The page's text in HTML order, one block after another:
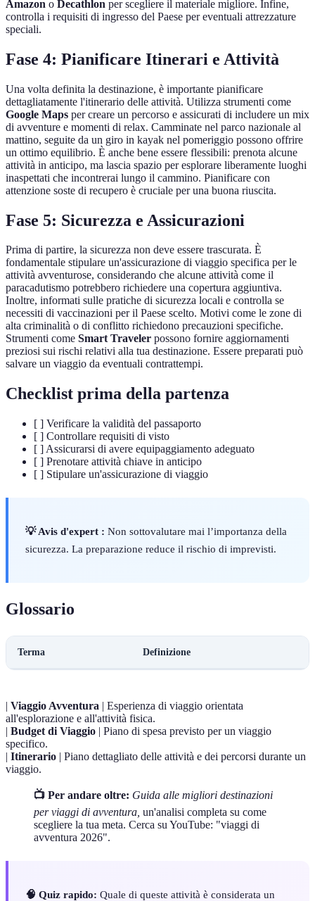
Amazon o Decathlon per scegliere il materiale migliore. Infine,
controlla i requisiti di ingresso del Paese per eventuali attrezzature
speciali.
Fase 4: Pianificare Itinerari e Attività
Una volta definita la destinazione, è importante pianificare
dettagliatamente l'itinerario delle attività. Utilizza strumenti come
Google Maps per creare un percorso e assicurati di includere un mix
di avventure e momenti di relax. Camminate nel parco nazionale al
mattino, seguite da un giro in kayak nel pomeriggio possono offrire
un ottimo equilibrio. È anche bene essere flessibili: prenota alcune
attività in anticipo, ma lascia spazio per esplorare liberamente luoghi
inaspettati che incontrerai lungo il cammino. Pianificare con
attenzione soste di recupero è cruciale per una buona riuscita.
Fase 5: Sicurezza e Assicurazioni
Prima di partire, la sicurezza non deve essere trascurata. È
fondamentale stipulare un'assicurazione di viaggio specifica per le
attività avventurose, considerando che alcune attività come il
paracadutismo potrebbero richiedere una copertura aggiuntiva.
Inoltre, informati sulle pratiche di sicurezza locali e controlla se
necessiti di vaccinazioni per il Paese scelto. Motivi come le zone di
alta criminalità o di conflitto richiedono precauzioni specifiche.
Strumenti come Smart Traveler possono fornire aggiornamenti
preziosi sui rischi relativi alla tua destinazione. Essere preparati può
salvare un viaggio da eventuali contrattempi.
Checklist prima della partenza
[ ] Verificare la validità del passaporto
[ ] Controllare requisiti di visto
[ ] Assicurarsi di avere equipaggiamento adeguato
[ ] Prenotare attività chiave in anticipo
[ ] Stipulare un'assicurazione di viaggio
💡 Avis d'expert : Non sottovalutare mai l’importanza della
sicurezza. La preparazione reduce il rischio di imprevisti.
Glossario
Terma Definizione
| Viaggio Avventura | Esperienza di viaggio orientata
all'esplorazione e all'attività fisica.
| Budget di Viaggio | Piano di spesa previsto per un viaggio
specifico.
| Itinerario | Piano dettagliato delle attività e dei percorsi durante un
viaggio.
📺 Per andare oltre: Guida alle migliori destinazioni
per viaggi di avventura, un'analisi completa su come
scegliere la tua meta. Cerca su YouTube: "viaggi di
avventura 2026".
🧠 Quiz rapido: Quale di queste attività è considerata un